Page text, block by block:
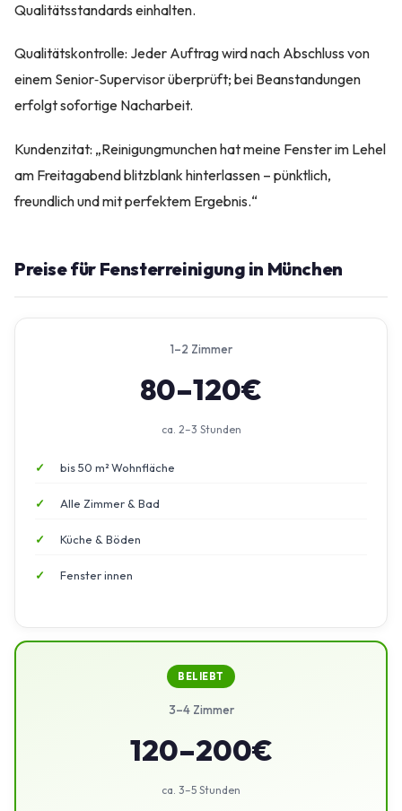
Qualitätsstandards einhalten.
Qualitätskontrolle: Jeder Auftrag wird nach Abschluss von
einem Senior‑Supervisor überprüft; bei Beanstandungen
erfolgt sofortige Nacharbeit.
Kundenzitat: „Reinigungmunchen hat meine Fenster im Lehel
am Freitagabend blitzblank hinterlassen – pünktlich,
freundlich und mit perfektem Ergebnis.“
Preise für Fensterreinigung in München
1–2 Zimmer
80–120€
ca. 2–3 Stunden
bis 50 m² Wohnfläche
Alle Zimmer & Bad
Küche & Böden
Fenster innen
BELIEBT
3–4 Zimmer
120–200€
ca. 3–5 Stunden